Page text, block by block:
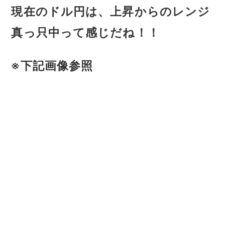
現在のドル円は、上昇からのレンジ
真っ只中って感じだね！！
※下記画像参照